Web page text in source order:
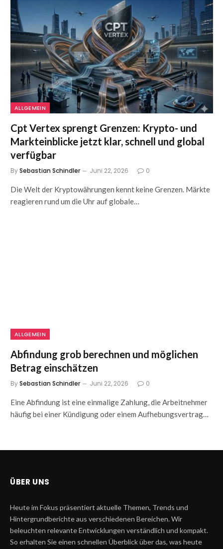
ALLGEMEIN
Cpt Vertex sprengt Grenzen: Krypto- und
Markteinblicke jetzt klar, schnell und global
verfügbar
BySebastian Schindler Juni 22, 2026 0
Die Welt der Kryptowährungen kennt keine Grenzen. Märkte
reagieren rund um die Uhr auf globale…
ALLGEMEIN
Abfindung grob berechnen und möglichen
Betrag einschätzen
BySebastian Schindler Juni 22, 2026 0
Eine Abfindung ist eine einmalige Zahlung, die Arbeitnehmer
häufig bei einer Kündigung oder einem Aufhebungsvertrag…
ÜBER UNS
Heute im Fokus präsentiert aktuelle Themen, Trends und
Hintergrundberichte aus verschiedenen Bereichen. Wir
beleuchten relevante Entwicklungen verständlich und kompakt.
So erhalten Sie einen schnellen Überblick über das, was heute